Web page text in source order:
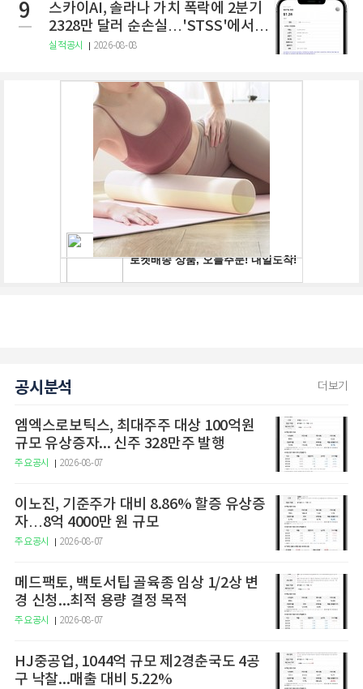
9
스카이AI, 솔라나 가치 폭락에 2분기
2328만 달러 순손실…'STSS'에서
사명·티커 변경 완료
실적공시 2026-08-08
공시분석 더보기
엠엑스로보틱스, 최대주주 대상 100억원
규모 유상증자... 신주 328만주 발행
주요공시 2026-08-07
이노진, 기준주가 대비 8.86% 할증 유상증
자…8억 4000만 원 규모
주요공시 2026-08-07
메드팩토, 백토서팁 골육종 임상 1/2상 변
경 신청...최적 용량 결정 목적
주요공시 2026-08-07
HJ중공업, 1044억 규모 제2경춘국도 4공
구 낙찰...매출 대비 5.22%